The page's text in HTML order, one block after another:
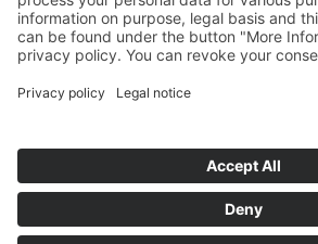
Rechtliche Hinweise (CN)-法律声明
© MantraPharm
Instagram
Datenschutzerklärung (CN)-隐私政策
Impressum (CN)-企业说明
Rechtliche Hinweise (CN)-法律声明